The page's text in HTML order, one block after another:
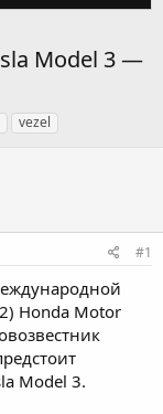
Model 3 —
vezel
#1
Honda Motor
Model 3.